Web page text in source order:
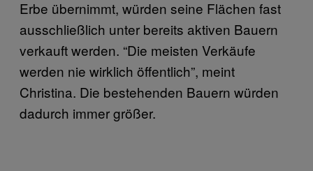
Erbe übernimmt, würden seine Flächen fast
ausschließlich unter bereits aktiven Bauern
verkauft werden. “Die meisten Verkäufe
werden nie wirklich öffentlich”, meint
Christina. Die bestehenden Bauern würden
dadurch immer größer.